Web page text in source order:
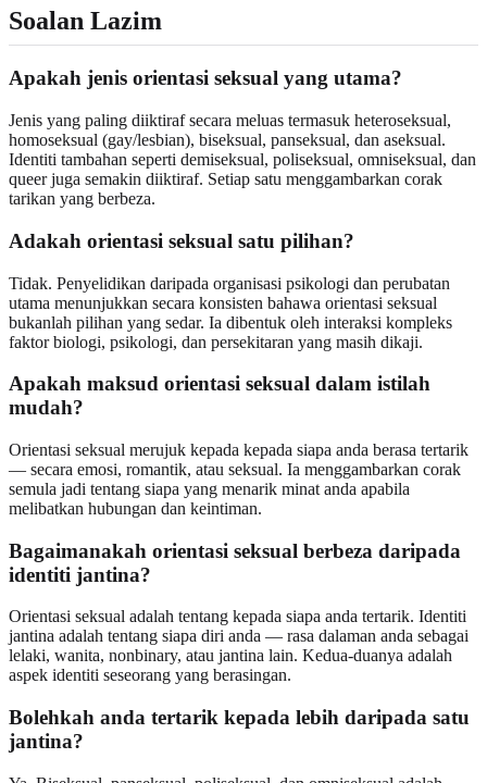
Soalan Lazim
Apakah jenis orientasi seksual yang utama?
Jenis yang paling diiktiraf secara meluas termasuk heteroseksual,
homoseksual (gay/lesbian), biseksual, panseksual, dan aseksual.
Identiti tambahan seperti demiseksual, poliseksual, omniseksual, dan
queer juga semakin diiktiraf. Setiap satu menggambarkan corak
tarikan yang berbeza.
Adakah orientasi seksual satu pilihan?
Tidak. Penyelidikan daripada organisasi psikologi dan perubatan
utama menunjukkan secara konsisten bahawa orientasi seksual
bukanlah pilihan yang sedar. Ia dibentuk oleh interaksi kompleks
faktor biologi, psikologi, dan persekitaran yang masih dikaji.
Apakah maksud orientasi seksual dalam istilah
mudah?
Orientasi seksual merujuk kepada kepada siapa anda berasa tertarik
— secara emosi, romantik, atau seksual. Ia menggambarkan corak
semula jadi tentang siapa yang menarik minat anda apabila
melibatkan hubungan dan keintiman.
Bagaimanakah orientasi seksual berbeza daripada
identiti jantina?
Orientasi seksual adalah tentang kepada siapa anda tertarik. Identiti
jantina adalah tentang siapa diri anda — rasa dalaman anda sebagai
lelaki, wanita, nonbinary, atau jantina lain. Kedua-duanya adalah
aspek identiti seseorang yang berasingan.
Bolehkah anda tertarik kepada lebih daripada satu
jantina?